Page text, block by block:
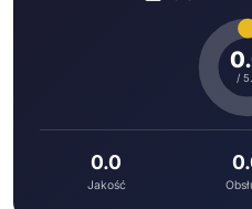
/
0.0
Jakość